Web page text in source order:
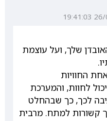
שלך, ועל עוצמת
החוויות
לחוות, והמערכת
לכך, כך שבהחלט
קשורות למתח. מרבית